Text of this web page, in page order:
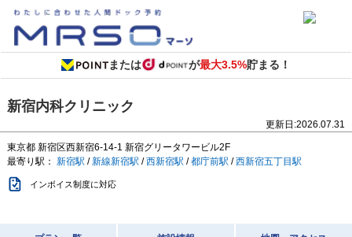
または が最大3.5%貯まる！
新宿内科クリニック
更新日:2026.07.31
東京都 新宿区西新宿6-14-1 新宿グリータワービル2F
最寄り駅： 新宿駅 /新線新宿駅 /西新宿駅 /都庁前駅 /西新宿五丁目駅
インボイス制度に対応